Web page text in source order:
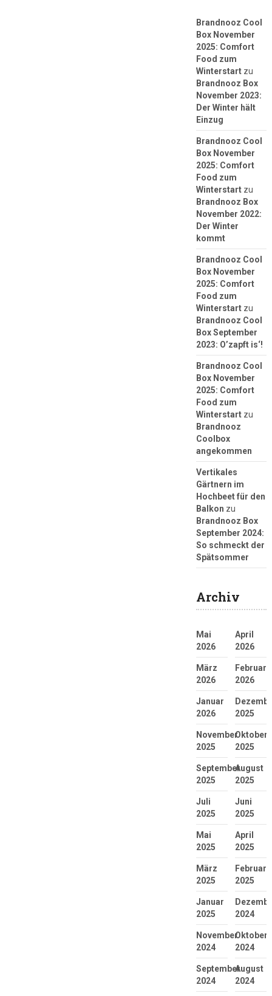
Brandnooz Cool
Box November
2025: Comfort
Food zum
Winterstartzu
Brandnooz Box
November 2023:
Der Winter hält
Einzug
Brandnooz Cool
Box November
2025: Comfort
Food zum
Winterstartzu
Brandnooz Box
November 2022:
Der Winter
kommt
Brandnooz Cool
Box November
2025: Comfort
Food zum
Winterstartzu
Brandnooz Cool
Box September
2023: O’zapft is‘!
Brandnooz Cool
Box November
2025: Comfort
Food zum
Winterstartzu
Brandnooz
Coolbox
angekommen
Vertikales
Gärtnern im
Hochbeet für den
Balkon zu
Brandnooz Box
September 2024:
So schmeckt der
Spätsommer
Archiv
Mai
2026
April
2026
März
2026
Februar
2026
Januar
2026
2025
November
2025
Oktober
2025
September
2025
August
2025
Juli
2025
Juni
2025
Mai
2025
April
2025
März
2025
Februar
2025
Januar
2025
2024
November
2024
Oktober
2024
September
2024
August
2024